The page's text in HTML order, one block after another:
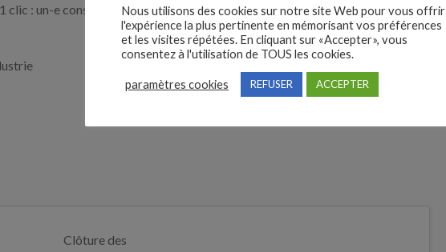
clic : un-e consultant-e Fidérim vous rappelle sous 48h si votre profil fait tilt !
Clôture des
Nous utilisons des cookies sur notre site Web pour vous offrir
l'expérience la plus pertinente en mémorisant vos préférences
et les visites répétées. En cliquant sur «Accepter», vous
consentez à l'utilisation de TOUS les cookies.
paramètres cookies REFUSER ACCEPTER